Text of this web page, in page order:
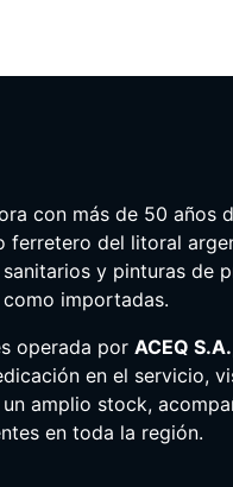
con más de 50 años
ferretero del litoral
y pinturas de
importadas.
operada por ACEQ S.A.
en el servicio,
amplio stock,
en toda la región.